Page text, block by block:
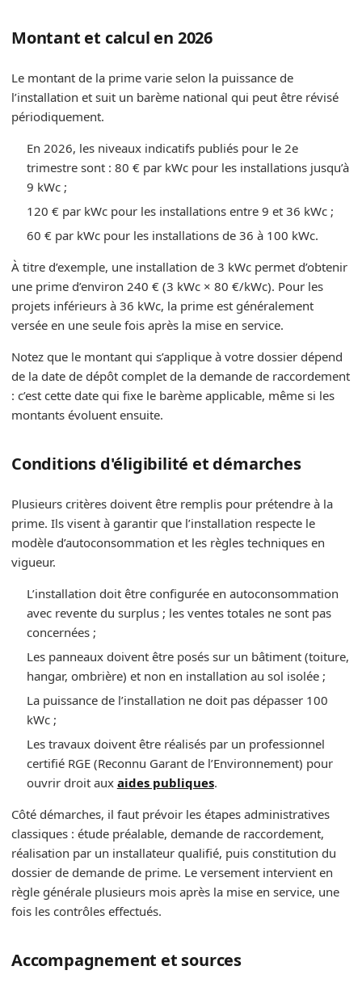
Montant et calcul en 2026
Le montant de la prime varie selon la puissance de
l’installation et suit un barème national qui peut être révisé
périodiquement.
En 2026, les niveaux indicatifs publiés pour le 2e
trimestre sont : 80 € par kWc pour les installations jusqu’à
9 kWc ;
120 € par kWc pour les installations entre 9 et 36 kWc ;
60 € par kWc pour les installations de 36 à 100 kWc.
À titre d’exemple, une installation de 3 kWc permet d’obtenir
une prime d’environ 240 € (3 kWc × 80 €/kWc). Pour les
projets inférieurs à 36 kWc, la prime est généralement
versée en une seule fois après la mise en service.
Notez que le montant qui s’applique à votre dossier dépend
de la date de dépôt complet de la demande de raccordement
: c’est cette date qui fixe le barème applicable, même si les
montants évoluent ensuite.
Conditions d'éligibilité et démarches
Plusieurs critères doivent être remplis pour prétendre à la
prime. Ils visent à garantir que l’installation respecte le
modèle d’autoconsommation et les règles techniques en
vigueur.
L’installation doit être configurée en autoconsommation
avec revente du surplus ; les ventes totales ne sont pas
concernées ;
Les panneaux doivent être posés sur un bâtiment (toiture,
hangar, ombrière) et non en installation au sol isolée ;
La puissance de l’installation ne doit pas dépasser 100
kWc ;
Les travaux doivent être réalisés par un professionnel
certifié RGE (Reconnu Garant de l’Environnement) pour
ouvrir droit aux aides publiques.
Côté démarches, il faut prévoir les étapes administratives
classiques : étude préalable, demande de raccordement,
réalisation par un installateur qualifié, puis constitution du
dossier de demande de prime. Le versement intervient en
règle générale plusieurs mois après la mise en service, une
fois les contrôles effectués.
Accompagnement et sources